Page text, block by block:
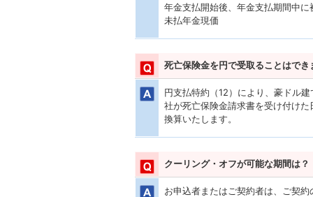
年金支払開始後、年金支払期間中
未払年金現価
死亡保険金を円で受取ることはでき
円支払特約（12）により、豪ドル
社が死亡保険金請求書を受け付け
換算いたします。
クーリング・オフが可能な期間は？
お申込者またはご契約者は、ご契